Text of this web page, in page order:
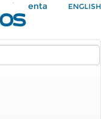
Mi Cuenta ENGLISH